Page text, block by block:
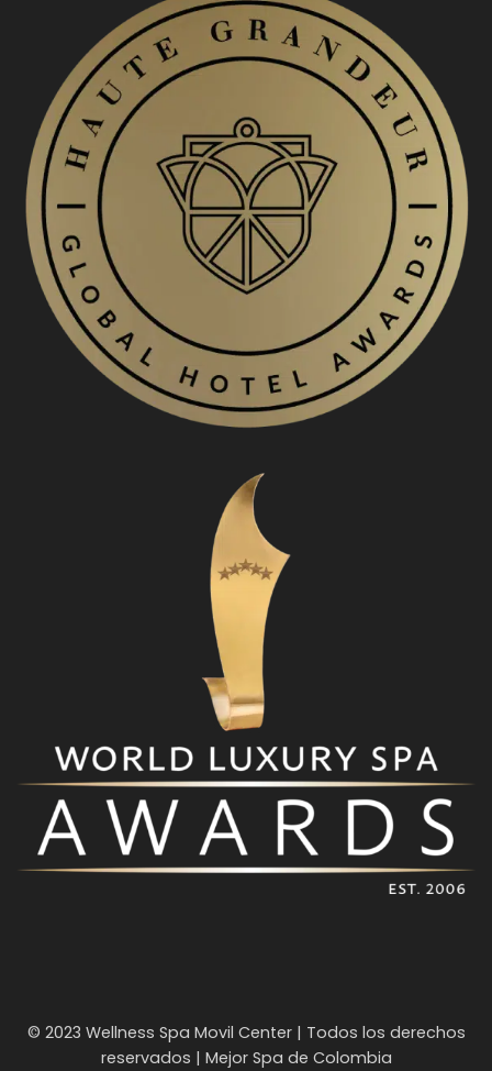
© 2023 Wellness Spa Movil Center | Todos los derechos
reservados | Mejor Spa de Colombia